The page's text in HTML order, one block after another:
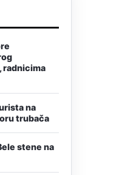
radnicima
na
trubača
stene na